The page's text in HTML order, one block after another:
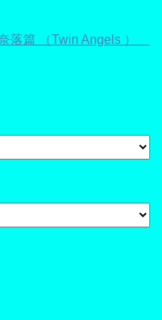
落篇 （Twin Angels ）